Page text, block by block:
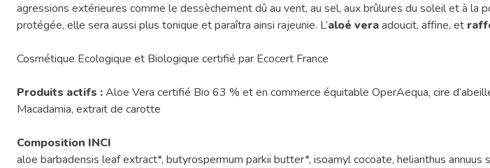
agressions extérieures comme le dessèchement dû au vent, au sel, aux brûlures du soleil et à
protégée, elle sera aussi plus tonique et paraîtra ainsi rajeunie. L’aloé veraadoucit, affine, et
Cosmétique Ecologique et Biologique certifié par Ecocert France
Produits actifs :Aloe Vera certifié Bio 63 % et en commerce équitable OperAequa, cire
Macadamia, extrait de carotte
Composition INCI
aloe barbadensis leaf extract*, butyrospermum parkii butter*, isoamyl cocoate, helianthus